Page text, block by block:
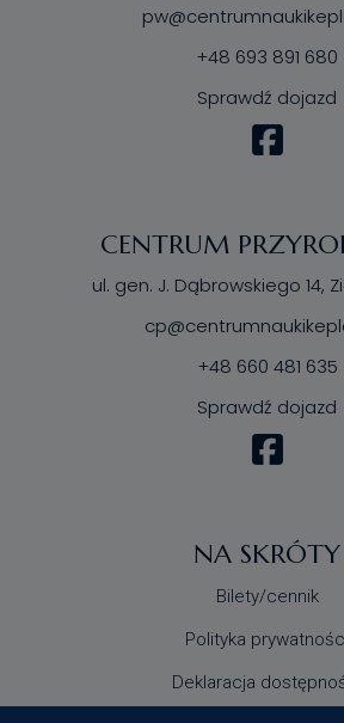
+48 693 891 680
Sprawdź dojazd
CENTRUM
ul. gen. J. Dąbrowskiego 14,
+48 660 481 635
Sprawdź dojazd
NA SKRÓTY
Bilety/cennik
Polityka
Deklaracja